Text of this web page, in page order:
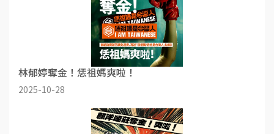
林郁婷奪金！恁祖媽爽啦！
2025-10-28